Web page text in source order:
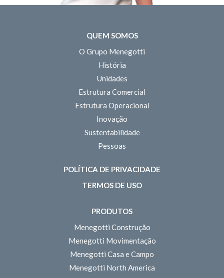
QUEM SOMOS
O Grupo Menegotti
História
Unidades
Estrutura Comercial
Estrutura Operacional
Inovação
Sustentabilidade
Pessoas
POLÍTICA DE PRIVACIDADE
TERMOS DE USO
PRODUTOS
Menegotti Construção
Menegotti Movimentação
Menegotti Casa e Campo
Menegotti North America